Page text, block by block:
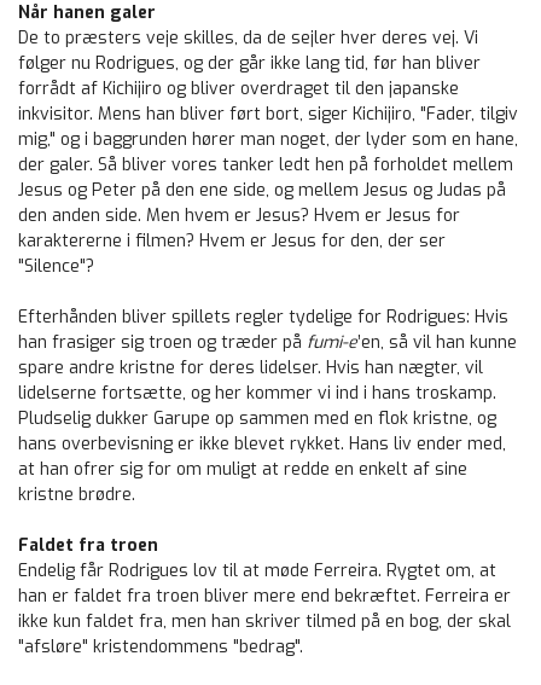
Når hanen galer
De to præsters veje skilles, da de sejler hver deres vej. Vi
følger nu Rodrigues, og der går ikke lang tid, før han bliver
forrådt af Kichijiro og bliver overdraget til den japanske
inkvisitor. Mens han bliver ført bort, siger Kichijiro, "Fader, tilgiv
mig," og i baggrunden hører man noget, der lyder som en hane,
der galer. Så bliver vores tanker ledt hen på forholdet mellem
Jesus og Peter på den ene side, og mellem Jesus og Judas på
den anden side. Men hvem er Jesus? Hvem er Jesus for
karaktererne i filmen? Hvem er Jesus for den, der ser
"Silence"?
Efterhånden bliver spillets regler tydelige for Rodrigues: Hvis
han frasiger sig troen og træder på fumi-e’en, så vil han kunne
spare andre kristne for deres lidelser. Hvis han nægter, vil
lidelserne fortsætte, og her kommer vi ind i hans troskamp.
Pludselig dukker Garupe op sammen med en flok kristne, og
hans overbevisning er ikke blevet rykket. Hans liv ender med,
at han ofrer sig for om muligt at redde en enkelt af sine
kristne brødre.
Faldet fra troen
Endelig får Rodrigues lov til at møde Ferreira. Rygtet om, at
han er faldet fra troen bliver mere end bekræftet. Ferreira er
ikke kun faldet fra, men han skriver tilmed på en bog, der skal
"afsløre" kristendommens "bedrag".